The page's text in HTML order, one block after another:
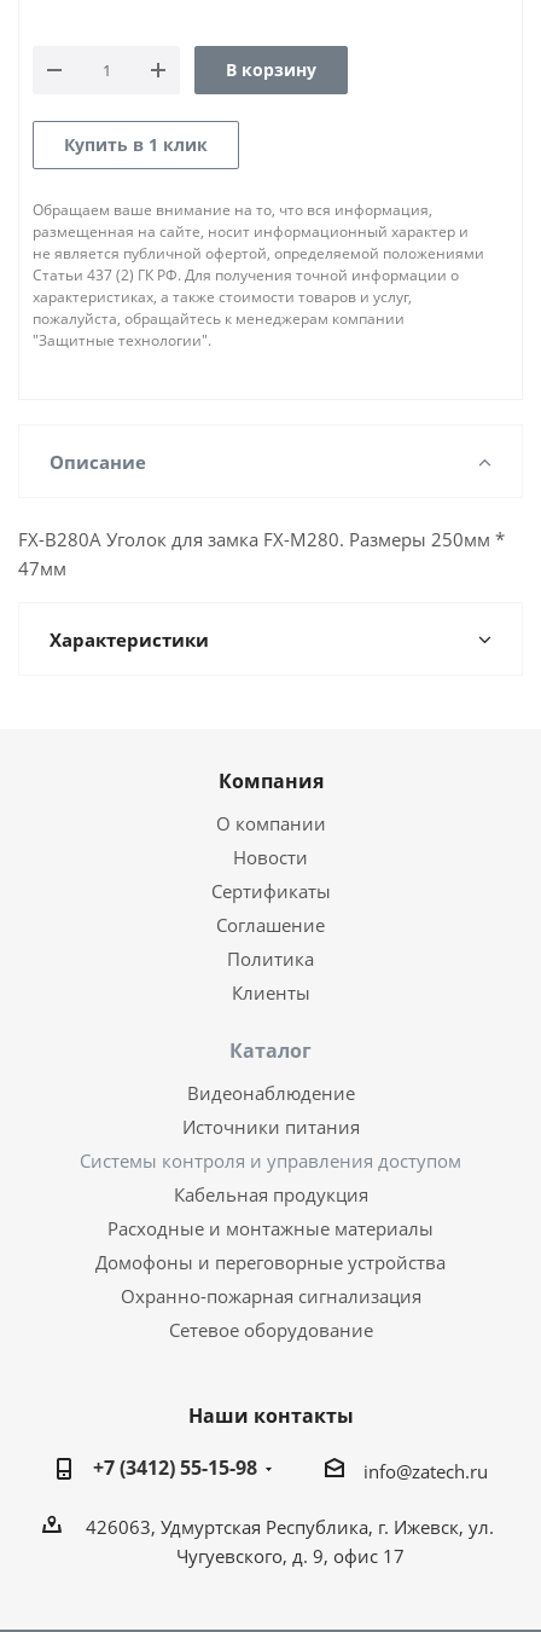
В корзину
Купить в 1 клик
Обращаем ваше внимание на то, что вся информация,
размещенная на сайте, носит информационный характер и
не является публичной офертой, определяемой положениями
Статьи 437 (2) ГК РФ. Для получения точной информации о
характеристиках, а также стоимости товаров и услуг,
пожалуйста, обращайтесь к менеджерам компании
"Защитные технологии".
Описание
FX-B280A Уголок для замка FX-M280. Размеры 250мм *
47мм
Характеристики
Компания
О компании
Новости
Сертификаты
Соглашение
Политика
Клиенты
Каталог
Видеонаблюдение
Источники питания
Системы контроля и управления доступом
Кабельная продукция
Расходные и монтажные материалы
Домофоны и переговорные устройства
Охранно-пожарная сигнализация
Сетевое оборудование
Наши контакты
+7 (3412) 55-15-98
info@zatech.ru
426063, Удмуртская Республика, г. Ижевск, ул.
Чугуевского, д. 9, офис 17